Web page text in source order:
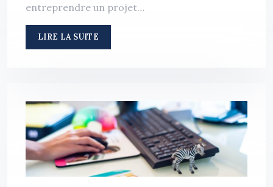
entreprendre un projet…
LIRE LA SUITE